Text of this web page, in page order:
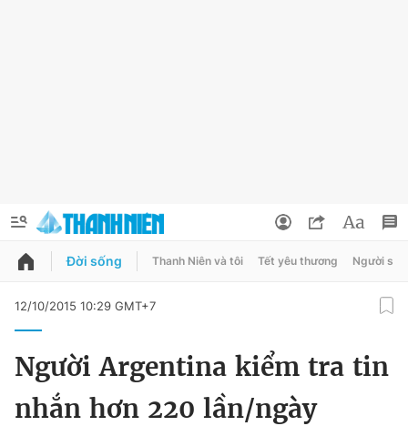
QUẢNG CÁO ĐẶT BÁO
Chuyên mục
Đổi mật khẩu
Tin đã lưu
Đời sống Thanh Niên và tôi Tết yêu thương Người
12/10/2015 10:29 GMT+7
Người Argentina kiểm tra tin
nhắn hơn 220 lần/ngày